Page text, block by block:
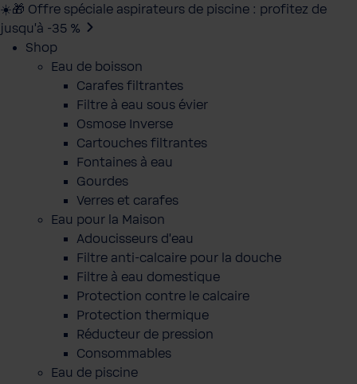
☀️🎁 Offre spéciale aspirateurs de piscine : profitez de
jusqu’à -35 %
Shop
Eau de boisson
Carafes filtrantes
Filtre à eau sous évier
Osmose Inverse
Cartouches filtrantes
Fontaines à eau
Gourdes
Verres et carafes
Eau pour la Maison
Adoucisseurs d'eau
Filtre anti-calcaire pour la douche
Filtre à eau domestique
Protection contre le calcaire
Protection thermique
Réducteur de pression
Consommables
Eau de piscine